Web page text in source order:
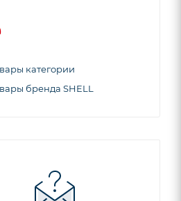
категории
бренда SHELL